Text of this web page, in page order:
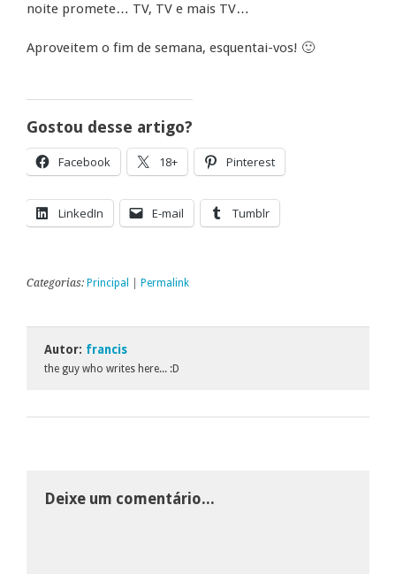
noite promete… TV, TV e mais TV…
Aproveitem o fim de semana, esquentai-vos! 🙂
Gostou desse artigo?
Facebook 18+ Pinterest
LinkedIn E-mail Tumblr
Categorias: Principal Permalink
Autor: francis
the guy who writes here... :D
Deixe um comentário...